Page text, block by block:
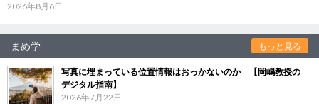
2026年8月6日
まめ学 もっと見る
写真に埋まっている位置情報はおっかないのか 【岡嶋教授の
デジタル指南】
2026年7月22日